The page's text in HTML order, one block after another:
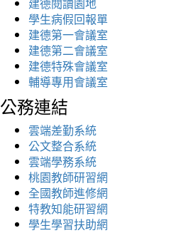
學生病假回報單
建德第一會議室
建德第二會議室
建德特殊會議室
輔導專用會議室
公務連結
雲端差勤系統
公文整合系統
雲端學務系統
桃園教師研習網
全國教師進修網
特教知能研習網
學生學習扶助網